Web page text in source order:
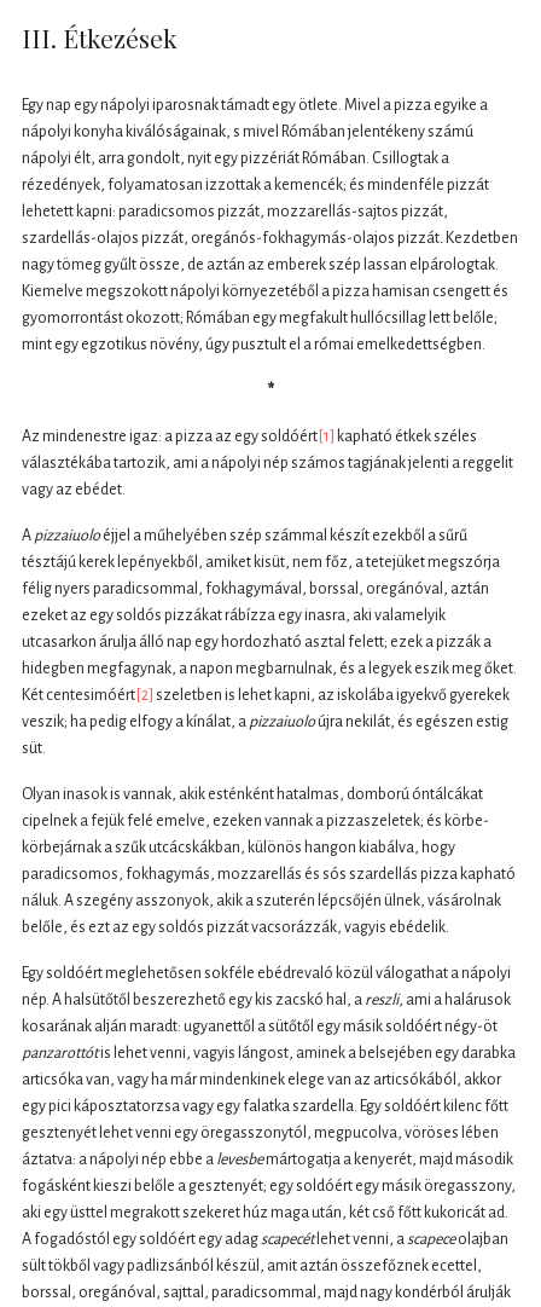
III. Étkezések
Egy nap egy nápolyi iparosnak támadt egy ötlete. Mivel a pizza egyike a
nápolyi konyha kiválóságainak, s mivel Rómában jelentékeny számú
nápolyi élt, arra gondolt, nyit egy pizzériát Rómában. Csillogtak a
rézedények, folyamatosan izzottak a kemencék; és mindenféle pizzát
lehetett kapni: paradicsomos pizzát, mozzarellás-sajtos pizzát,
szardellás-olajos pizzát, oregánós-fokhagymás-olajos pizzát. Kezdetben
nagy tömeg gyűlt össze, de aztán az emberek szép lassan elpárologtak.
Kiemelve megszokott nápolyi környezetéből a pizza hamisan csengett és
gyomorrontást okozott; Rómában egy megfakult hullócsillag lett belőle;
mint egy egzotikus növény, úgy pusztult el a római emelkedettségben.
*
Az mindenestre igaz: a pizza az egy soldóért [1]
kapható étkek széles
választékába tartozik, ami a nápolyi nép számos tagjának jelenti a reggelit
vagy az ebédet.
A pizzaiuoloéjjel a műhelyében szép számmal készít ezekből a sűrű
tésztájú kerek lepényekből, amiket kisüt, nem főz, a tetejüket megszórja
félig nyers paradicsommal, fokhagymával, borssal, oregánóval, aztán
ezeket az egy soldós pizzákat rábízza egy inasra, aki valamelyik
utcasarkon árulja álló nap egy hordozható asztal felett; ezek a pizzák a
hidegben megfagynak, a napon megbarnulnak, és a legyek eszik meg őket.
Két centesimóért [2] szeletben is lehet kapni, az iskolába igyekvő gyerekek
veszik; ha pedig elfogy a kínálat, a pizzaiuoloújra nekilát, és egészen estig
süt.
Olyan inasok is vannak, akik esténként hatalmas, domború óntálcákat
cipelnek a fejük felé emelve, ezeken vannak a pizzaszeletek; és körbe-
körbejárnak a szűk utcácskákban, különös hangon kiabálva, hogy
paradicsomos, fokhagymás, mozzarellás és sós szardellás pizza kapható
náluk. A szegény asszonyok, akik a szuterén lépcsőjén ülnek, vásárolnak
belőle, és ezt az egy soldós pizzát vacsorázzák, vagyis ebédelik.
Egy soldóért meglehetősen sokféle ebédrevaló közül válogathat a nápolyi
nép. A halsütőtől beszerezhető egy kis zacskó hal, a reszli, ami a halárusok
kosarának alján maradt: ugyanettől a sütőtől egy másik soldóért négy-öt
panzarottótis lehet venni, vagyis lángost, aminek a belsejében egy darabka
articsóka van, vagy ha már mindenkinek elege van az articsókából, akkor
egy pici káposztatorzsa vagy egy falatka szardella. Egy soldóért kilenc főtt
gesztenyét lehet venni egy öregasszonytól, megpucolva, vöröses lében
áztatva: a nápolyi nép ebbe a levesbemártogatja a kenyerét, majd második
fogásként kieszi belőle a gesztenyét; egy soldóért egy másik öregasszony,
aki egy üsttel megrakott szekeret húz maga után, két cső főtt kukoricát ad.
A fogadóstól egy soldóért egy adagscapecétlehet venni, ascapeceolajban
sült tökből vagy padlizsánból készül, amit aztán összefőznek ecettel,
borssal, oregánóval, sajttal, paradicsommal, majd nagy kondérból árulják